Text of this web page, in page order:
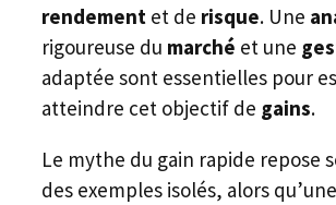
rendement et de risque. Une
rigoureuse du marché et une
adaptée sont essentielles pour
atteindre cet objectif de gains.
Le mythe du gain rapide repose
des exemples isolés, alors qu’une